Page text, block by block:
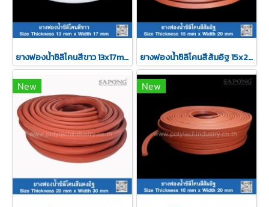
ยางฟองน้ำซิลิโคนสีขาว 13x17mm ยางฟองน้ำซิลิโคนสีส้มอิฐ 15x20mm
New New